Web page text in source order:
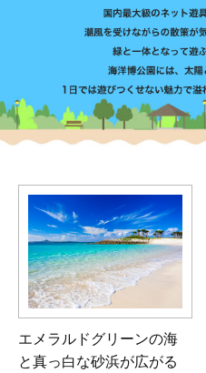
エメラルドグリーンの海
と真っ白な砂浜が広がる